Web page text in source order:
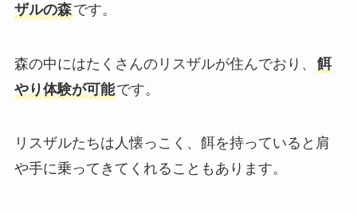
ザルの森です。
森の中にはたくさんのリスザルが住んでおり、
餌
やり体験が可能です。
リスザルたちは人懐っこく、餌を持っていると肩
や手に乗ってきてくれることもあります。